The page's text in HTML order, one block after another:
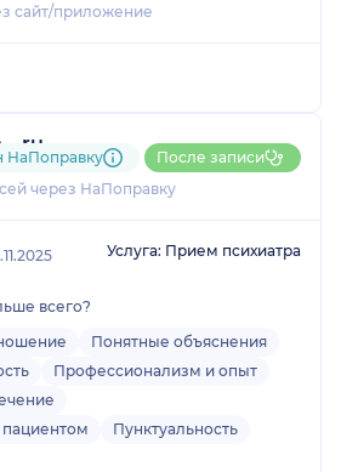
сайт/приложение
через НаПоправку
НаПоправку После записи
Услуга: Прием психиатра
всего?
Понятные объяснения
Профессионализм и опыт
пациентом
Пунктуальность